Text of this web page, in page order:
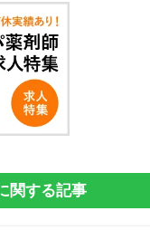
関する記事